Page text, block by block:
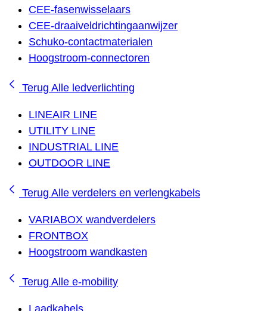
CEE-fasenwisselaars
CEE-draaiveldrichtingaanwijzer
Schuko-contactmaterialen
Hoogstroom-connectoren
Terug Alle ledverlichting
LINEAIR LINE
UTILITY LINE
INDUSTRIAL LINE
OUTDOOR LINE
Terug Alle verdelers en verlengkabels
VARIABOX wandverdelers
FRONTBOX
Hoogstroom wandkasten
Terug Alle e-mobility
Laadkabels